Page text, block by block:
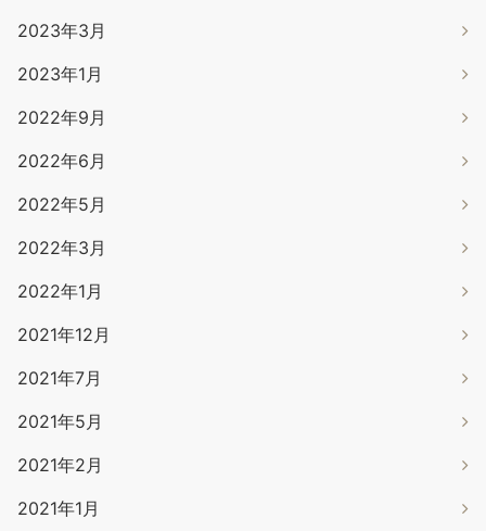
2023年3月
2023年1月
2022年9月
2022年6月
2022年5月
2022年3月
2022年1月
2021年12月
2021年7月
2021年5月
2021年2月
2021年1月